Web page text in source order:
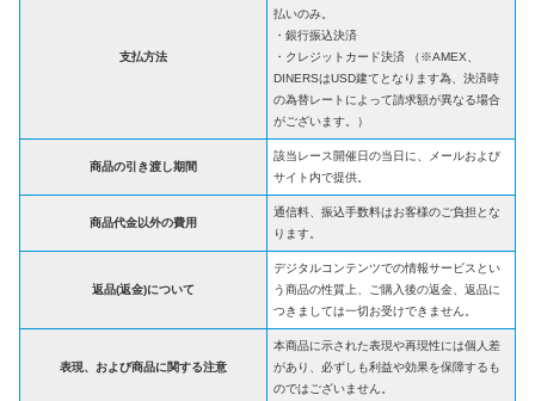
支払方法
払いのみ。
・銀行振込決済
・クレジットカード決済 （※AMEX、
DINERSはUSD建てとなります為、決済時
の為替レートによって請求額が異なる場合
がございます。）
商品の引き渡し期間
該当レース開催日の当日に、メールおよび
サイト内で提供。
商品代金以外の費用
通信料、振込手数料はお客様のご負担とな
ります。
返品(返金)について
デジタルコンテンツでの情報サービスとい
う商品の性質上、ご購入後の返金、返品に
つきましては一切お受けできません。
表現、および商品に関する注意
本商品に示された表現や再現性には個人差
があり、必ずしも利益や効果を保障するも
のではございません。